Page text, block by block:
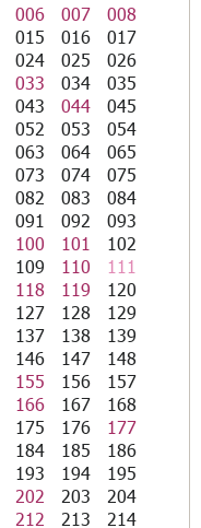
006 007
008
015 016
017
024 025
026
033 034
035
043 044
045
052 053
054
063 064
065
073 074
075
082 083
084
091 092
093
100 101
102
109 110
111
118 119
120
127 128
129
137 138
139
146 147
148
155 156
157
166 167
168
175 176
177
184 185
186
193 194
195
202 203
204
212 213
214